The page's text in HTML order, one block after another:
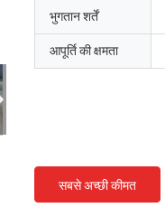
भुगतान शर्तें
आपूर्ति की क्षमता
सबसे अच्छी कीमत